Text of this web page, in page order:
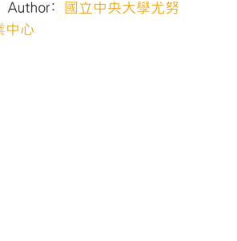
Author:
國立中央大學尤努
中心